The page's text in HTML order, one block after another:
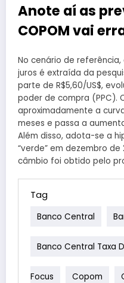
Anote aí as
COPOM vai
No cenário de
juros é extraída da
parte de R$5,60/US$,
poder de compra (PPC).
aproximadamente a
meses e passa a
Além disso, adota-se a
“verde” em dezembro
câmbio foi obtido pelo
Tag
Banco Central
Banco Central Taxa
Focus Copom